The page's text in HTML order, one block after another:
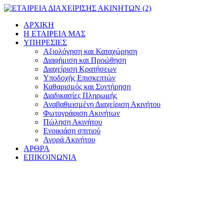
Μετάβαση
περιεχόμενο
ΑΡΧΙΚΗ
Η ΕΤΑΙΡΕΙΑ ΜΑΣ
ΥΠΗΡΕΣΙΕΣ
Αξιολόγηση και Καταχώρηση
Διαφήμιση και Προώθηση
Διαχείριση Κρατήσεων
Υποδοχής Επισκεπτών
Καθαρισμός και Συντήρηση
Διαδικασίες Πληρωμής
Αναβαθμισμένη Διαχείριση Ακινήτου
Φωτογράφιση Ακινήτων
Πώληση Ακινήτου
Ενοικιάση σπιτιού
Αγορά Ακινήτου
ΑΡΘΡΑ
ΕΠΙΚΟΙΝΩΝΙΑ